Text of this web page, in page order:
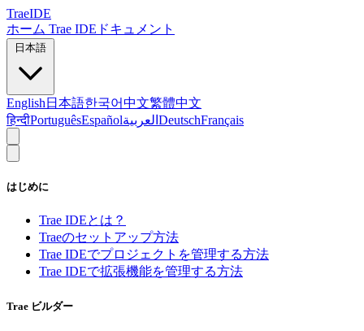
TraeIDE
ホーム Trae IDEドキュメント
日本語
English 日本語한국어中文繁體中文
हिन्दीPortuguêsEspañolالعربية DeutschFrançais
はじめに
Trae IDEとは？
Traeのセットアップ方法
Trae IDEでプロジェクトを管理する方法
Trae IDEで拡張機能を管理する方法
Trae ビルダー